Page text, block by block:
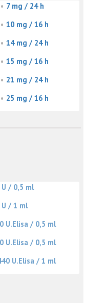
• 7 mg / 24 h
• 10 mg / 16 h
• 14 mg / 24 h
• 15 mg / 16 h
• 21 mg / 24 h
• 25 mg / 16 h
U / 0,5 ml
U / 1 ml
U.Elisa / 0,5 ml
U.Elisa / 0,5 ml
U.Elisa / 1 ml